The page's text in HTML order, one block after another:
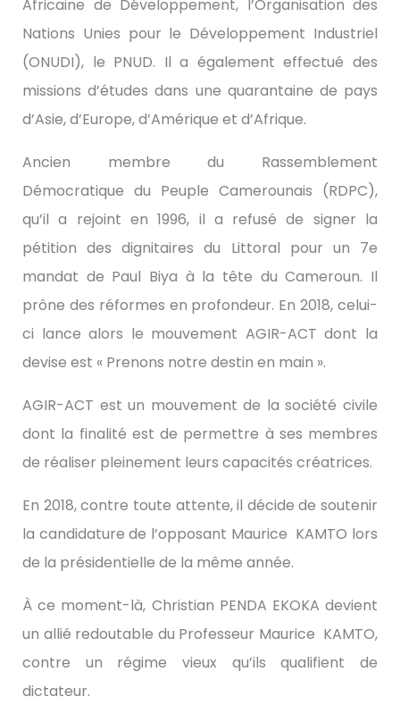
Africaine de Développement, l’Organisation des
Nations Unies pour le Développement Industriel
(ONUDI), le PNUD. Il a également effectué des
missions d’études dans une quarantaine de pays
d’Asie, d’Europe, d’Amérique et d’Afrique.
Ancien membre du Rassemblement
Démocratique du Peuple Camerounais (RDPC),
qu’il a rejoint en 1996, il a refusé de signer la
pétition des dignitaires du Littoral pour un 7e
mandat de Paul Biya à la tête du Cameroun. Il
prône des réformes en profondeur. En 2018, celui-
ci lance alors le mouvement AGIR-ACT dont la
devise est « Prenons notre destin en main ».
AGIR-ACT est un mouvement de la société civile
dont la finalité est de permettre à ses membres
de réaliser pleinement leurs capacités créatrices.
En 2018, contre toute attente, il décide de soutenir
la candidature de l’opposant Maurice KAMTO lors
de la présidentielle de la même année.
À ce moment-là, Christian PENDA EKOKA devient
un allié redoutable du Professeur Maurice KAMTO,
contre un régime vieux qu’ils qualifient de
dictateur.